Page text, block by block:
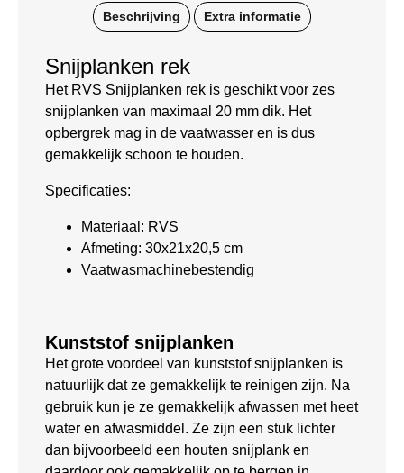
Beschrijving Extra informatie
Snijplanken rek
Het RVS Snijplanken rek is geschikt voor zes
snijplanken van maximaal 20 mm dik. Het
opbergrek mag in de vaatwasser en is dus
gemakkelijk schoon te houden.
Specificaties:
Materiaal: RVS
Afmeting: 30x21x20,5 cm
Vaatwasmachinebestendig
Kunststof snijplanken
Het grote voordeel van kunststof snijplanken is
natuurlijk dat ze gemakkelijk te reinigen zijn. Na
gebruik kun je ze gemakkelijk afwassen met heet
water en afwasmiddel. Ze zijn een stuk lichter
dan bijvoorbeeld een houten snijplank en